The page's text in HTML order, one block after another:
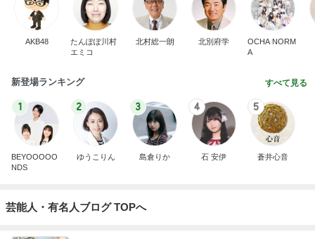
AKB48
たんぽぽ川村
エミコ
北村総一朗 北別府学
OCHA NORM
A
新登場ランキング すべて見る
1
BEYOOOOO
NDS
2
ゆうこりん
3
島倉りか
4
石 安伊
5
蒼井心音
芸能人・有名人ブログ TOPへ